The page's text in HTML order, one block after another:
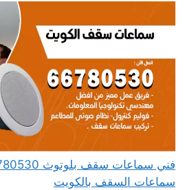
سماعات السقف بالكويت